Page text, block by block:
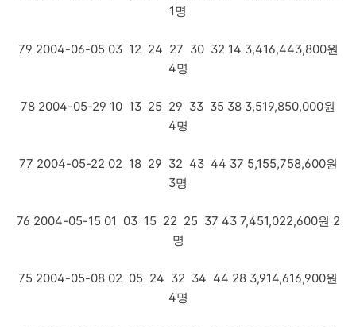
1명
79 2004-06-05 03 12 24 27 30 32 14 3,416,443,800원
4명
78 2004-05-29 10 13 25 29 33 35 38 3,519,850,000원
4명
77 2004-05-22 02 18 29 32 43 44 37 5,155,758,600원
3명
76 2004-05-15 01 03 15 22 25 37 43 7,451,022,600원 2
명
75 2004-05-08 02 05 24 32 34 44 28 3,914,616,900원
4명